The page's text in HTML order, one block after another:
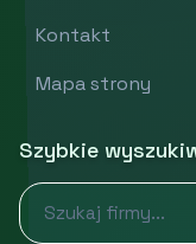
Kontakt
Mapa strony
Szybkie